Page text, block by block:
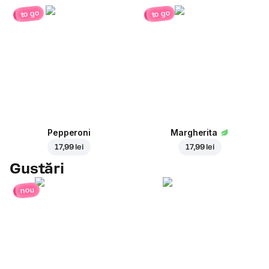
to go
Pepperoni
17,99 lei
to go
Margherita
17,99 lei
Gustări
nou